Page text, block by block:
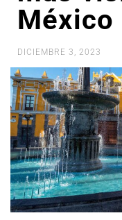
México
DICIEMBRE 3, 2023